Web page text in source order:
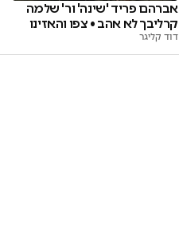
אברהם פריד 'שינה' ור' שלמה
קרליבך לא אהב • צפו והאזינו
דוד קליגר